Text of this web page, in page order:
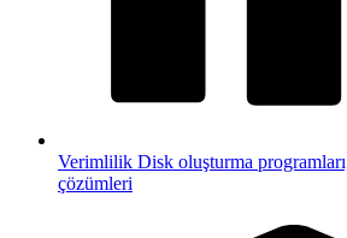
Verimlilik Disk oluşturma
çözümleri